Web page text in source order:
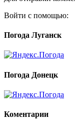
Войти с помощью:
Погода Луганск
Погода Донецк
Коментарии